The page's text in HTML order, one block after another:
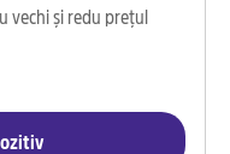
vechi și redu prețul